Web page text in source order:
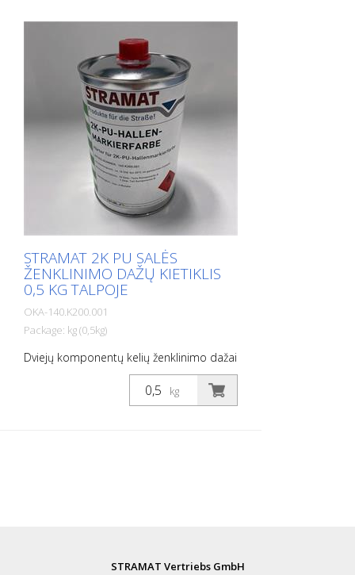
Idealūs salės ženklinimo dažai, kai reikia
didelio patvarumo veikiant didelėms
krautuvų ar panašių įrenginių apkrovoms.
Be to, ženklinimas ne taip greitai
užsiteršia, nes jo paviršius labai lygus.
STRAMAT 2K PU SALĖS
ŽENKLINIMO DAŽŲ KIETIKLIS
0,5 KG TALPOJE
OKA-140.K200.001
Package: kg (0,5kg)
Dviejų komponentų kelių ženklinimo dažai
STRAMAT 2-K-TM/56 EP yra papildomai
modifikuoti epoksidine medžiaga, todėl
yra atsparesni, geriau sukimba ir ilgiau
kg
STRAMAT Vertriebs GmbH